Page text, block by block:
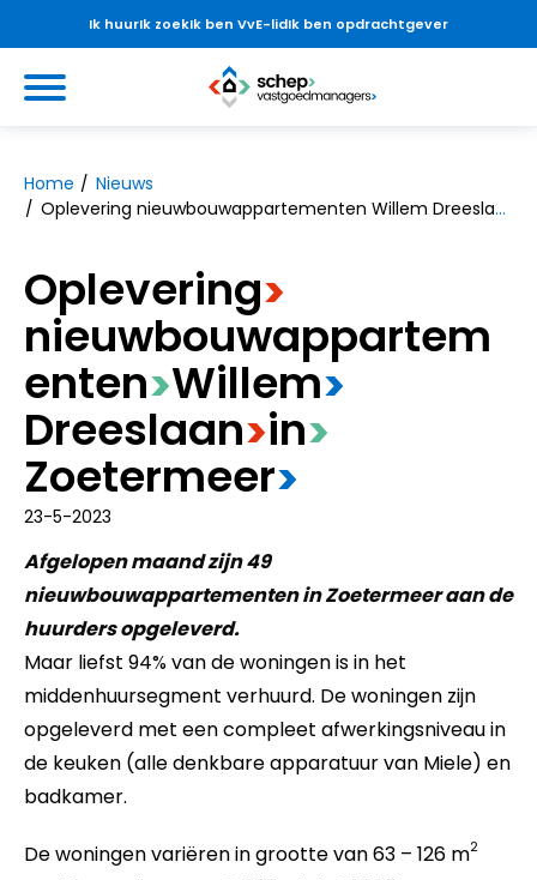
Naar hoofdinhoud
Naar hoofdnavigatiemenu
Naar zoeken
https://
Ga naar Hoofd
Ik huurIk zoekIk ben VvE-lidIk ben opdrachtgever
Home
Nieuws
Oplevering nieuwbouwappartementen Willem Dreeslaan in Zoetermeer
Oplevering>
nieuwbouwappartem
enten>​Willem>
Dreeslaan>​in>
Zoetermeer>
23-5-2023
Afgelopen maand zijn 49
nieuwbouwappartementen in Zoetermeer aan de
huurders opgeleverd.
Maar liefst 94% van de woningen is in het
middenhuursegment verhuurd. De woningen zijn
opgeleverd met een compleet afwerkingsniveau in
de keuken (alle denkbare apparatuur van Miele) en
badkamer.
De woningen variëren in grootte van 63 – 126 m2